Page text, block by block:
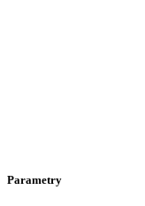
Parametry